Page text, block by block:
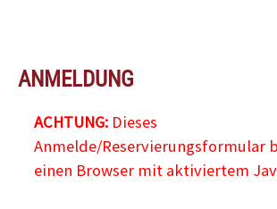
ANMELDUNG
ACHTUNG: Dieses
Anmelde/Reservierungsformular
einen Browser mit aktiviertem